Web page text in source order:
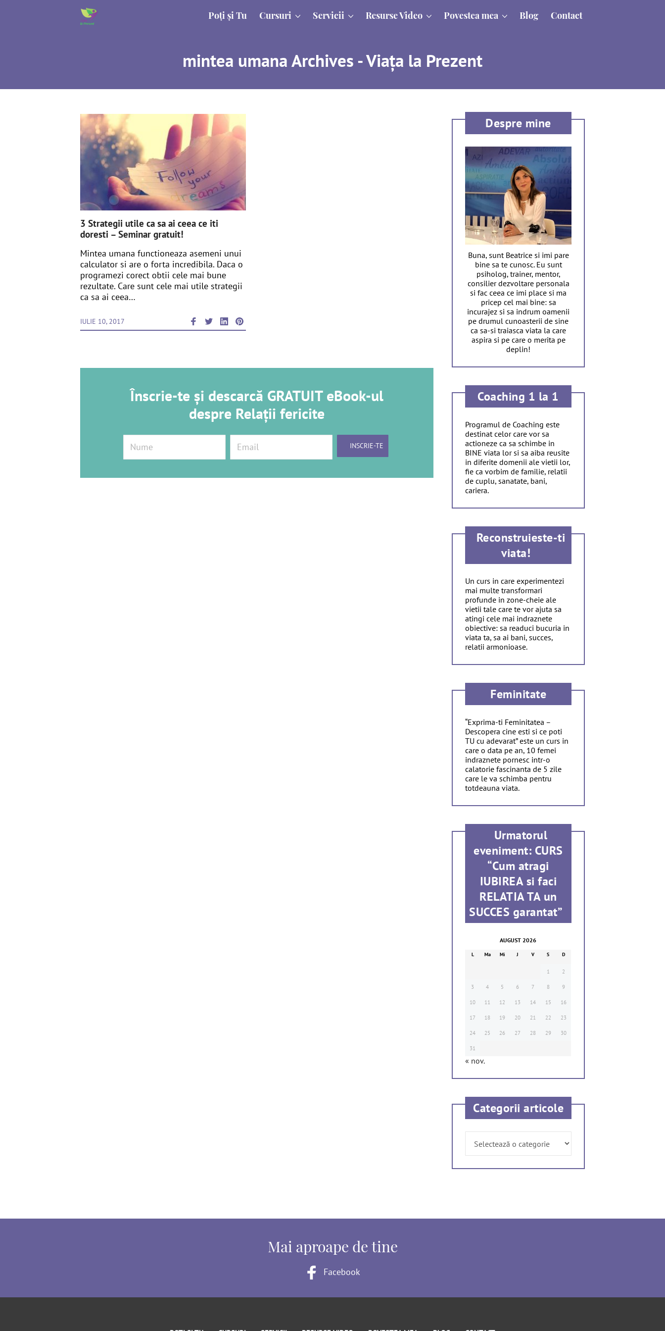
Poți și Tu Cursuri Servicii Resurse Video Povestea mea Blog Contact
mintea umana Archives - Viața la Prezent
3 Strategii utile ca sa ai ceea ce iti
doresti – Seminar gratuit!
Mintea umana functioneaza asemeni unui
calculator si are o forta incredibila. Daca o
programezi corect obtii cele mai bune
rezultate. Care sunt cele mai utile strategii
ca sa ai ceea…
IULIE 10, 2017
Înscrie-te și descarcă GRATUIT eBook-ul
despre Relații fericite
Despre mine
Buna, sunt Beatrice si imi pare
bine sa te cunosc. Eu sunt
psiholog, trainer, mentor,
consilier dezvoltare personala
si fac ceea ce imi place si ma
pricep cel mai bine: sa
incurajez si sa indrum oamenii
pe drumul cunoasterii de sine
ca sa-si traiasca viata la care
aspira si pe care o merita pe
deplin!
Coaching 1 la 1
Programul de Coaching este
destinat celor care vor sa
actioneze ca sa schimbe in
BINE viata lor si sa aiba reusite
in diferite domenii ale vietii lor,
fie ca vorbim de familie, relatii
de cuplu, sanatate, bani,
cariera.
Reconstruieste-ti
viata!
Un curs in care experimentezi
mai multe transformari
profunde in zone-cheie ale
vietii tale care te vor ajuta sa
atingi cele mai indraznete
obiective: sa readuci bucuria in
viata ta, sa ai bani, succes,
relatii armonioase.
Feminitate
“Exprima-ti Feminitatea –
Descopera cine esti si ce poti
TU cu adevarat” este un curs in
care o data pe an, 10 femei
indraznete pornesc intr-o
calatorie fascinanta de 5 zile
care le va schimba pentru
totdeauna viata.
Urmatorul
eveniment: CURS
“Cum atragi
IUBIREA si faci
RELATIA TA un
SUCCES garantat”
AUGUST 2026
L Ma Mi J V S D
1 2
3 4 5 6 7 8 9
10 11 12 13 14 15 16
17 18 19 20 21 22 23
24 25 26 27 28 29 30
31
« nov.
Categorii articole
Categorii
articole
Mai aproape de tine
Facebook